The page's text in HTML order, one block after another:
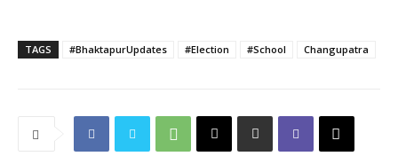
TAGS #BhaktapurUpdates #Election #School Changupatra